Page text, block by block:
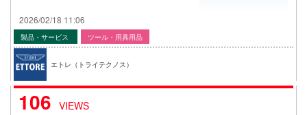
2026/02/18 11:06
製品・サービス ツール・用具用品
エトレ（トライテクノス）
106 VIEWS